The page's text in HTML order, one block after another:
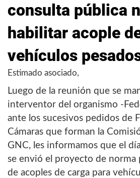
consulta pública
habilitar acople
vehículos
Estimado asociado,
Luego de la reunión que se
interventor del organismo -
ante los sucesivos pedidos de
Cámaras que forman la
GNC, les informamos que el
se envió el proyecto de norma
de acoples de carga para